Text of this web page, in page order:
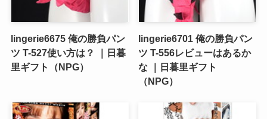
lingerie6675 俺の勝負パン
ツ T-527使い方は？ ｜日暮
里ギフト（NPG）
lingerie6701 俺の勝負パン
ツ T-556レビューはあるか
な ｜日暮里ギフト
（NPG）